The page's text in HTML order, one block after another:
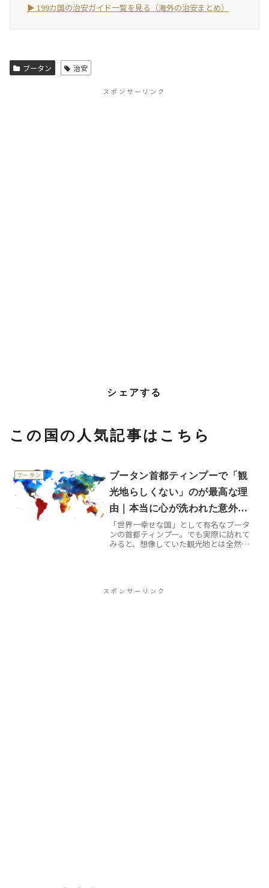
▶ 199カ国の治安ガイド一覧を見る（海外の治安まとめ）
ブータン 治安
スポンサーリンク
シェアする
この国の人気記事はこちら
ブータン
ブータン首都ティンプーで「観
光地らしくない」のが最高な理
由｜本当に心が洗われた意外す
ぎる体験談
「世界一幸せな国」として有名なブータ
ンの首都ティンプー。でも実際に訪れて
みると、想像していた観光地とは全然違
スポンサーリンク